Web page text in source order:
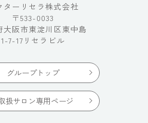
ターリセラ株式会社
〒533-0033
大阪市東淀川区東中島
1-7-17リセラビル
グループトップ
扱サロン専用ページ